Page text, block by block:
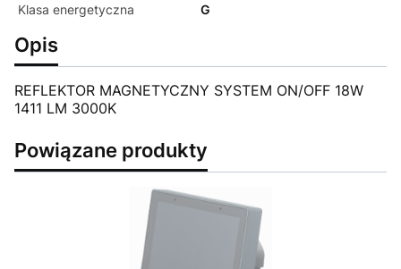
Klasa energetyczna G
Opis
REFLEKTOR MAGNETYCZNY SYSTEM ON/OFF 18W
1411 LM 3000K
Powiązane produkty